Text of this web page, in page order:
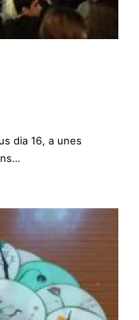
dia 16, a unes